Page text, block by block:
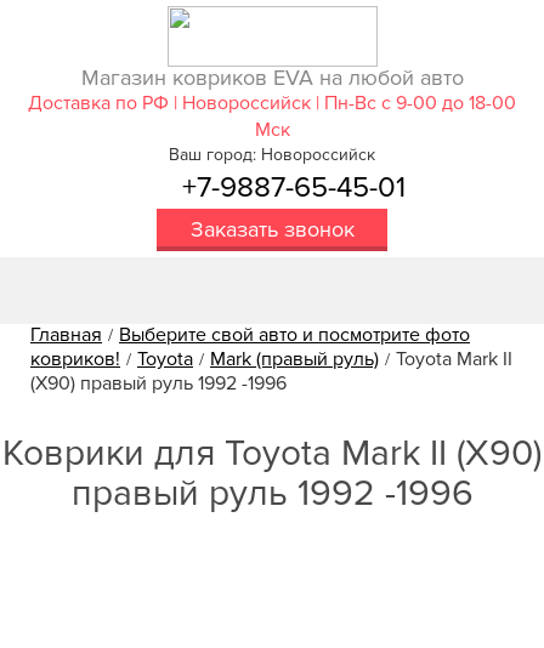
Магазин ковриков EVA ​на любой авто
Доставка по РФ | Новороссийск | Пн-Вс с 9-00 до 18-00
Мск
Ваш город: Новороссийск
+7-9887-65-45-01
Заказать звонок
Главная / Выберите свой авто и посмотрите фото
ковриков! / Toyota / Mark (правый руль) / Toyota Mark II
(X90) правый руль 1992 -1996
Коврики для Toyota Mark II (X90)
правый руль 1992 -1996